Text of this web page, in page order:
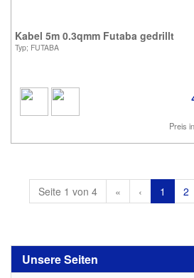
Kabel 5m 0.3qmm Futaba gedrillt
Typ; FUTABA
Preis
Seite 1 von 4 « ‹ 1 2
Unsere Seiten